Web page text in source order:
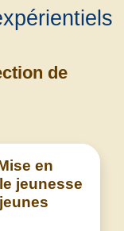
de
en
jeunesse